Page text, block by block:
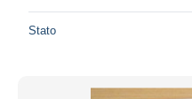
Stato